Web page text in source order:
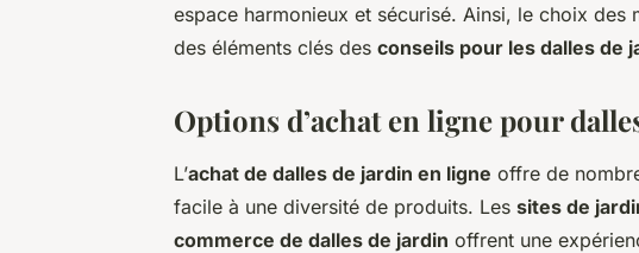
espace harmonieux et sécurisé. Ainsi, le choix des
des éléments clés des conseils pour les dalles de
Options d’achat en ligne pour
L’achat de dalles de jardin en ligne offre de
facile à une diversité de produits. Les sites de
commerce de dalles de jardin offrent une